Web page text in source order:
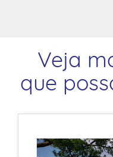
Veja
que